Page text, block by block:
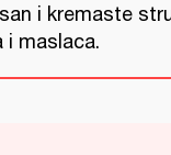
i kremaste
i maslaca.